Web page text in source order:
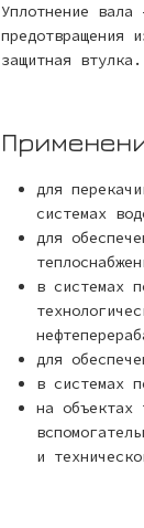
Уплотнение
предотвращения
защитная втулка.
для
системах
для
в системах
для
в системах
на объектах
и